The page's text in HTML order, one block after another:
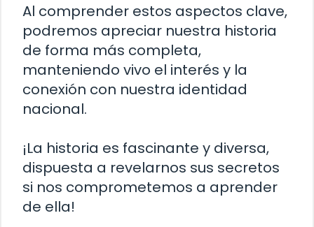
Al comprender estos aspectos clave,
podremos apreciar nuestra historia
de forma más completa,
manteniendo vivo el interés y la
conexión con nuestra identidad
nacional.
¡La historia es fascinante y diversa,
dispuesta a revelarnos sus secretos
si nos comprometemos a aprender
de ella!